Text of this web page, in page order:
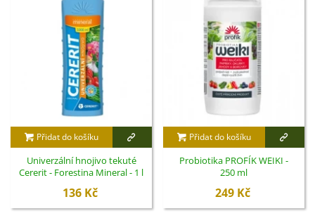
Přidat do košíku
Univerzální hnojivo tekuté
Cererit - Forestina Mineral - 1 l
136 Kč
Přidat do košíku
Probiotika PROFÍK WEIKI -
250 ml
249 Kč